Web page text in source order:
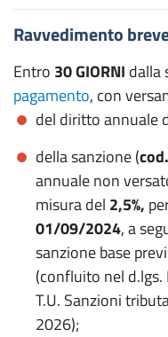
Ravvedimento
Entro 30 GIORNI dalla
pagamento, con
del diritto annuale
della sanzione (
annuale non
misura del 2,5%,
01/09/2024, a
sanzione base
(confluito nel
T.U. Sanzioni
2026);